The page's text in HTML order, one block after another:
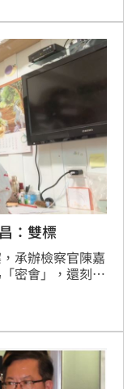
：雙標
承辦檢察官陳嘉
密會」，還刻意
官為了毀滅鄭文
嗎？真是有夠雙